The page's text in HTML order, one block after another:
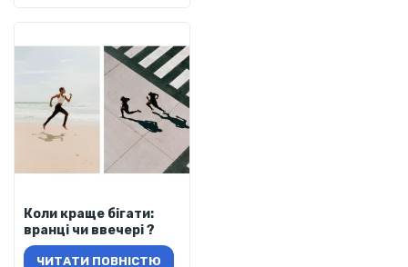
Коли краще бігати:
вранці чи ввечері ?
ЧИТАТИ ПОВНІСТЮ